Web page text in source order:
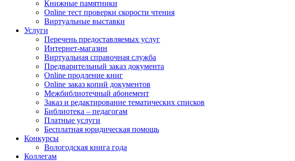
Книжные памятники
Online тест проверки скорости чтения
Виртуальные выставки
Услуги
Перечень предоставляемых услуг
Интернет-магазин
Виртуальная справочная служба
Предварительный заказ документа
Online продление книг
Online заказ копий документов
Межбиблиотечный абонемент
Заказ и редактирование тематических списков
Библиотека – педагогам
Платные услуги
Бесплатная юридическая помощь
Конкурсы
Вологодская книга года
Коллегам